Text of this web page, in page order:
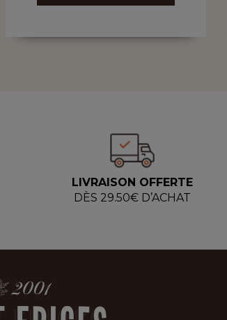
LIVRAISON OFFERTE
DÈS 29.50€ D’ACHAT